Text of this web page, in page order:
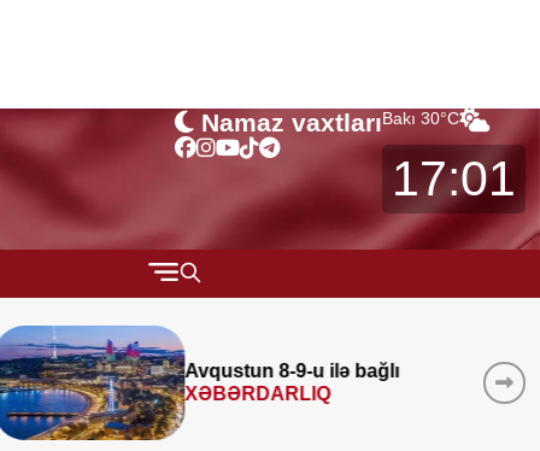
Namaz vaxtlarıBakı 30°C
17:01
MÜSAHİBƏ
MARAQLI
Azad edilmiş ərazilərində 340
layihəicra edilib